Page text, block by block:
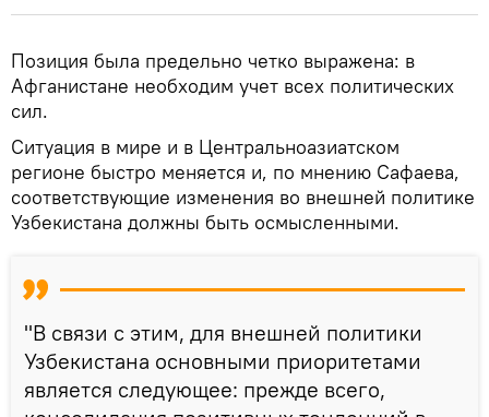
Позиция была предельно четко выражена: в
Афганистане необходим учет всех политических
сил.
Ситуация в мире и в Центральноазиатском
регионе быстро меняется и, по мнению Сафаева,
соответствующие изменения во внешней политике
Узбекистана должны быть осмысленными.
"В связи с этим, для внешней политики
Узбекистана основными приоритетами
является следующее: прежде всего,